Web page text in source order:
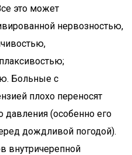
это может
нервозностью,
Больные с
плохо переносят
(особенно его
дождливой погодой).
внутричерепной